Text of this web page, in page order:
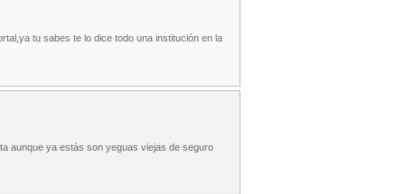
tu sabes te lo dice todo una institución en la
aunque ya estás son yeguas viejas de seguro